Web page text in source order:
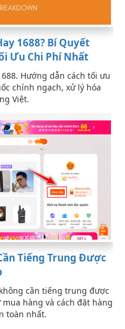
1688? Bí Quyết
Ưu Chi Phí Nhất
Hướng dẫn cách tối ưu
chính ngạch, xử lý hóa
Việt.
Tiếng Trung Được
cần tiếng trung được
hàng và cách đặt hàng
toàn nhất.